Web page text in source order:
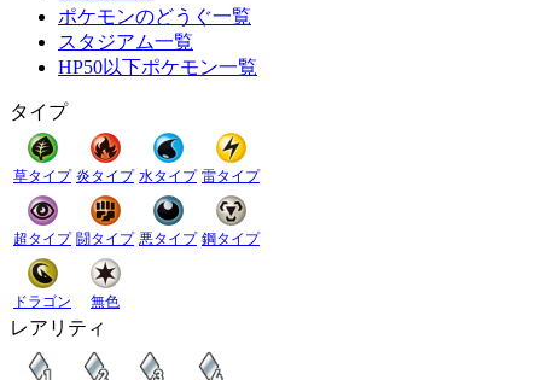
ポケモンのどうぐ一覧
スタジアム一覧
HP50以下ポケモン一覧
タイプ
草タイプ 炎タイプ 水タイプ 雷タイプ
超タイプ 闘タイプ 悪タイプ 鋼タイプ
ドラゴン 無色
レアリティ